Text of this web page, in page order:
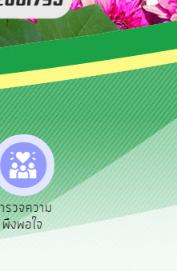
ผู้รับเบีย
ยังชีพ
ประเมิน